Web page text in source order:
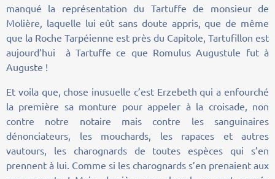
manqué la représentation du Tartuffe de monsieur de
Molière, laquelle lui eût sans doute appris, que de même
que la Roche Tarpéienne est près du Capitole, Tartufillon est
aujourd’hui à Tartuffe ce que Romulus Augustule fut à
Auguste !
Et voila que, chose inusuelle c’est Erzebeth qui a enfourché
la première sa monture pour appeler à la croisade, non
contre notre notaire mais contre les sanguinaires
dénonciateurs, les mouchards, les rapaces et autres
vautours, les charognards de toutes espèces qui s’en
prennent à lui. Comme si les charognards s’en prenaient aux